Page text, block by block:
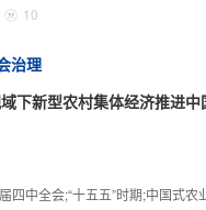
10
治理
下新型农村集体经济推进
全会;“十五五”时期;中国式农业农村现代化;新型农